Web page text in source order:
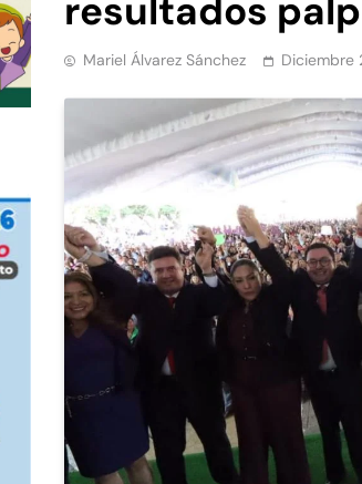
resultados
Mariel Álvarez Sánchez Diciembre